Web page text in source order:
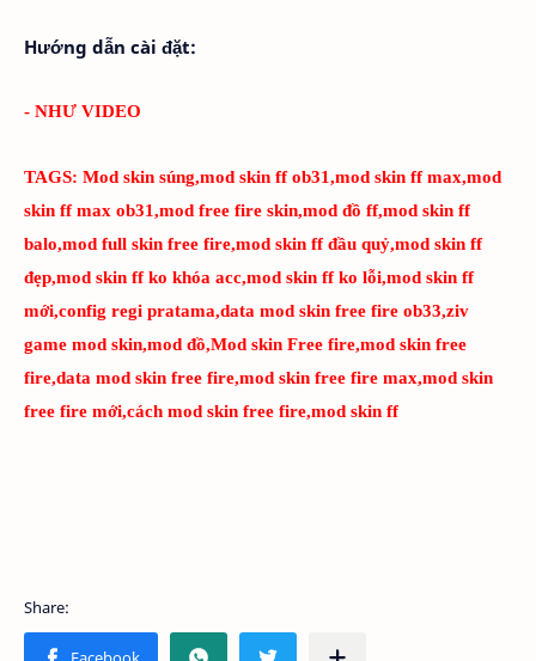
Hướng dẫn cài đặt:
- NHƯ VIDEO
TAGS: Mod skin súng,mod skin ff ob31,mod skin ff max,mod
skin ff max ob31,mod free fire skin,mod đồ ff,mod skin ff
balo,mod full skin free fire,mod skin ff đầu quỷ,mod skin ff
đẹp,mod skin ff ko khóa acc,mod skin ff ko lỗi,mod skin ff
mới,config regi pratama,data mod skin free fire ob33,ziv
game mod skin,mod đồ,Mod skin Free fire,mod skin free
fire,data mod skin free fire,mod skin free fire max,mod skin
free fire mới,cách mod skin free fire,mod skin ff